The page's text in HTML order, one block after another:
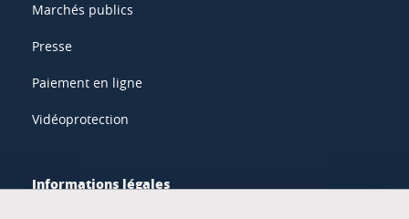
Marchés publics
Presse
Paiement en ligne
Vidéoprotection
Informations légales